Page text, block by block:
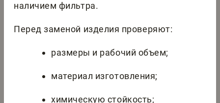
наличием фильтра.
Перед заменой изделия проверяют:
размеры и рабочий объем;
материал изготовления;
химическую стойкость;